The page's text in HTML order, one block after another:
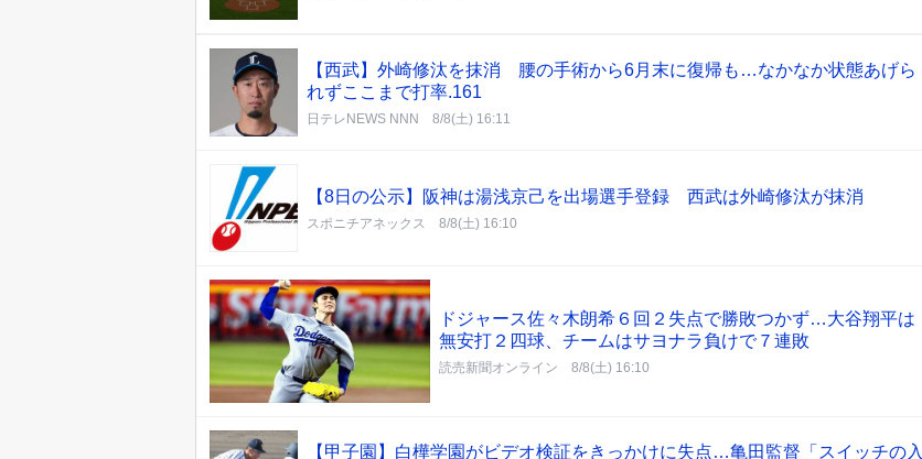
【西武】外崎修汰を抹消 腰の手術から6月末に復帰も…なかなか状態あげら
れずここまで打率.161
日テレNEWS NNN 8/8(土) 16:11
【8日の公示】阪神は湯浅京己を出場選手登録 西武は外崎修汰が抹消
スポニチアネックス 8/8(土) 16:10
ドジャース佐々木朗希６回２失点で勝敗つかず…大谷翔平は
無安打２四球、チームはサヨナラ負けで７連敗
読売新聞オンライン 8/8(土) 16:10
【甲子園】白樺学園がビデオ検証をきっかけに失点…亀田監督「スイッチの入